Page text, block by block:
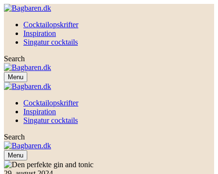
Cocktailopskrifter
Inspiration
Singatur cocktails
Search
Menu
Cocktailopskrifter
Inspiration
Singatur cocktails
Search
Menu